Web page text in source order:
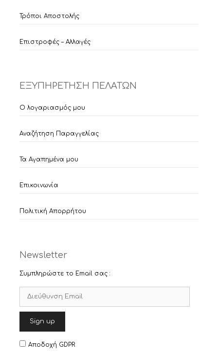
Τρόποι Αποστολής
Επιστροφές – Αλλαγές
ΕΞΥΠΗΡΕΤΗΣΗ ΠΕΛΑΤΩΝ
Ο λογαριασμός μου
Αναζήτηση Παραγγελίας
Τα Αγαπημένα μου
Επικοινωνία
Πολιτική Απορρήτου
Newsletter
Συμπληρώστε το Email σας :
Αποδοχή GDPR